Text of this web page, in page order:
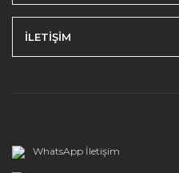
İLETİŞİM
WhatsApp İletişim